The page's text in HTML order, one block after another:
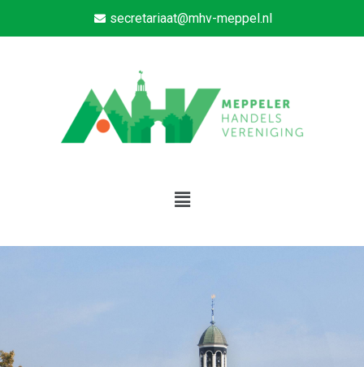
secretariaat@mhv-meppel.nl